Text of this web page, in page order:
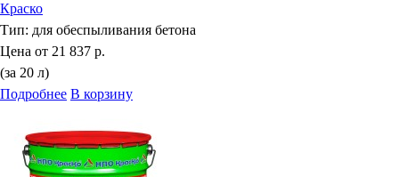
Краско
Тип: для обеспыливания бетона
Цена от 21 837 р.
(за 20 л)
Подробнее В корзину